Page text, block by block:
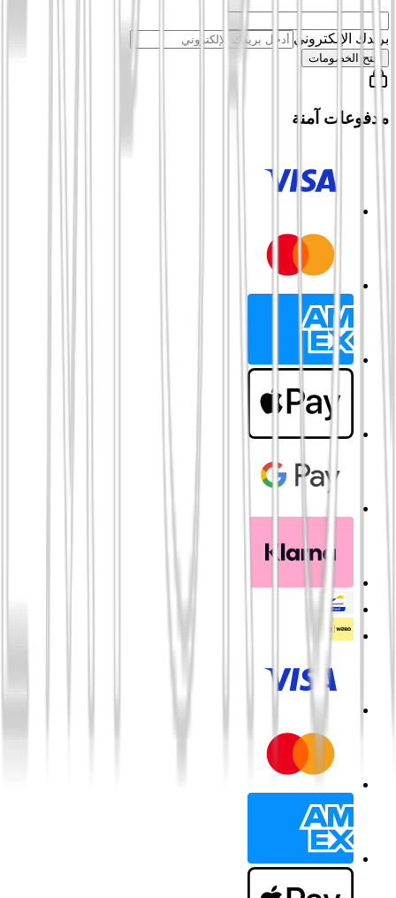
بريدك الإلكتروني
افتح الخصومات
مدفوعات آمنة